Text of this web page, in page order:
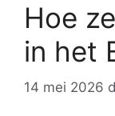
Hoe
in het
14 mei 2026